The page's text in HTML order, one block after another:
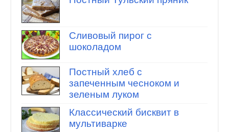
Сливовый пирог с
шоколадом
Постный хлеб с
запеченным чесноком и
зеленым луком
Классический бисквит в
мультиварке